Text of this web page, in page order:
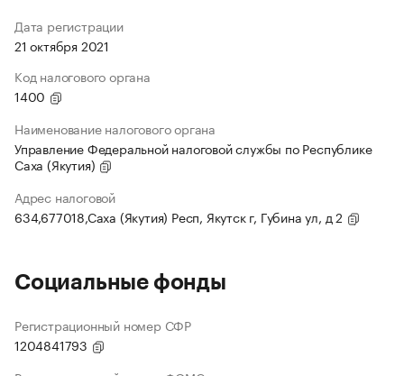
Дата регистрации
21 октября 2021
Код налогового органа
1400
Наименование налогового органа
Управление Федеральной налоговой службы по Республике
Саха (Якутия)
Адрес налоговой
634,677018,Саха (Якутия) Респ, Якутск г, Губина ул, д 2
Социальные фонды
Регистрационный номер СФР
1204841793